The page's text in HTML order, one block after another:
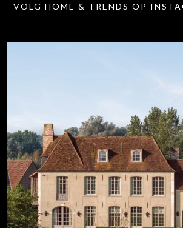
VOLG HOME & TRENDS OP